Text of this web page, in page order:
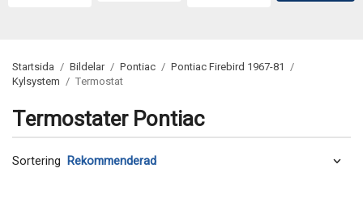
Startsida / Bildelar / Pontiac / Pontiac Firebird 1967-81 /
Kylsystem / Termostat
Termostater Pontiac
Sortering